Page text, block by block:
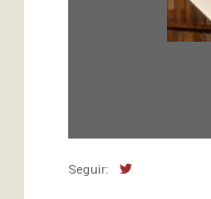
Seguir: